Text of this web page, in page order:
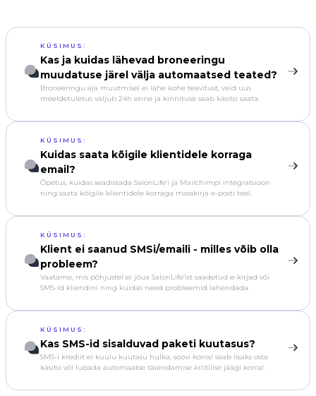
KÜSIMUS:
Kas ja kuidas lähevad broneeringu
muudatuse järel välja automaatsed teated?
Broneeringu aja muutmisel ei lähe kohe teavitust, vaid uus
meeldetuletus väljub 24h enne ja kinnituse saab käsitsi saata.
KÜSIMUS:
Kuidas saata kõigile klientidele korraga
email?
Õpetus, kuidas seadistada SalonLife’i ja Mailchimpi integratsioon
ning saata kõigile klientidele korraga masskirja e-posti teel.
KÜSIMUS:
Klient ei saanud SMSi/emaili - milles võib olla
probleem?
Vaatame, mis põhjustel ei jõua SalonLife’ist saadetud e-kirjad või
SMS-id kliendini ning kuidas need probleemid lahendada.
KÜSIMUS:
Kas SMS-id sisalduvad paketi kuutasus?
SMS-i krediit ei kuulu kuutasu hulka; soovi korral saab lisaks osta
käsitsi või lubada automaatse täiendamise kriitilise jäägi korral.